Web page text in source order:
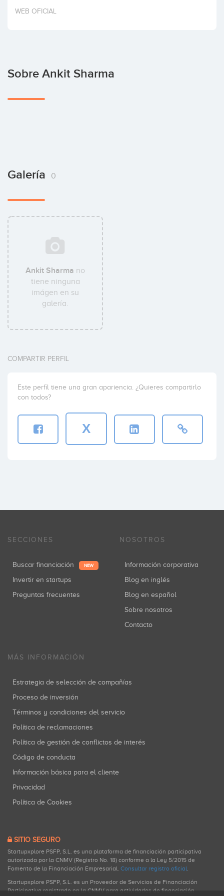
Invertir
WEB OFICIAL
Sobre Ankit Sharma
Galería 0
Ankit Sharma no
tiene ninguna
imágen en su
galería.
COMPARTIR PERFIL
Este perfil tiene una gran apariencia. ¿Quieres compartirlo
con todos?
X
SECCIONES
Buscar financiación NEW
Invertir en startups
Preguntas frecuentes
NOSOTROS
Información corporativa
Blog en inglés
Blog en español
Sobre nosotros
Contacto
MÁS INFORMACIÓN
Estrategia de selección de compañías
Proceso de inversión
Términos y condiciones del servicio
Política de reclamaciones
Política de gestión de conflictos de interés
Código de conducta
Información básica para el cliente
Privacidad
Política de Cookies
SITIO SEGURO
Startupxplore PSFP, S.L. es una plataforma de financiación participativa
autorizada por la CNMV (Registro No. 18) conforme a la Ley 5/2015 de
Fomento de la Financiación Empresarial. Consultar registro oficial.
Startupxplore PSFP, S.L. es un Proveedor de Servicios de Financiación
Participativa registrado en la CNMV para actividades de financiación